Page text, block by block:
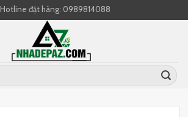
Hotline đặt hàng: 0989814088